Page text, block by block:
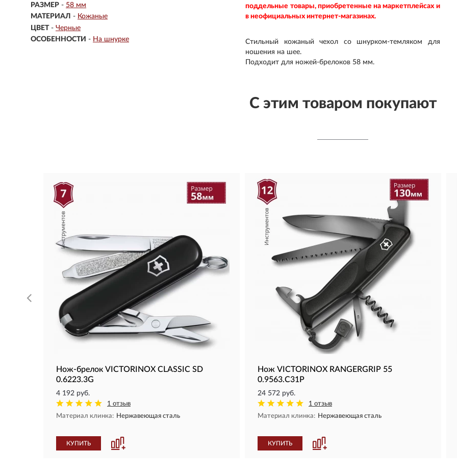
РАЗМЕР - 58 мм
МАТЕРИАЛ - Кожаные
ЦВЕТ - Черные
ОСОБЕННОСТИ - На шнурке
поддельные товары, приобретенные на маркетплейсах и
в неофициальных интернет-магазинах.
Стильный кожаный чехол со шнурком-темляком для
ношения на шее.
Подходит для ножей-брелоков 58 мм.
С этим товаром покупают
Нож-брелок VICTORINOX CLASSIC SD
0.6223.3G
4 192 руб.
1 отзыв
Материал клинка: Нержавеющая сталь
КУПИТЬ
Нож VICTORINOX RANGERGRIP 55
0.9563.C31P
24 572 руб.
1 отзыв
Материал клинка: Нержавеющая сталь
КУПИТЬ